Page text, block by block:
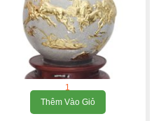
1
Thêm Vào Giỏ